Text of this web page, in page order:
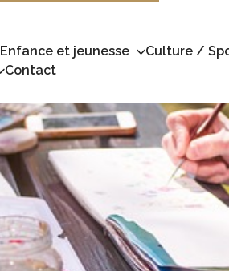
Enfance et jeunesse Culture /
Contact